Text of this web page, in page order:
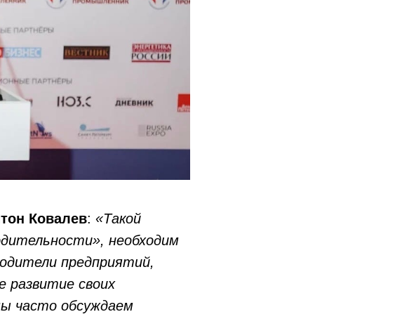
Ковалев: «Такой
необходим
предприятий,
развитие своих
часто обсуждаем